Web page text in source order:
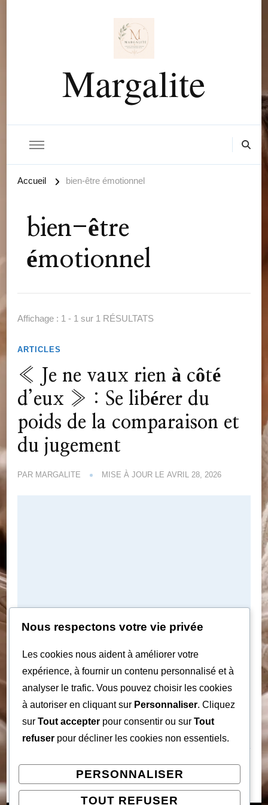
Margalite
Accueil bien-être émotionnel
bien-être
émotionnel
Affichage : 1 - 1 sur 1 RÉSULTATS
ARTICLES
« Je ne vaux rien à côté
d’eux » : Se libérer du
poids de la comparaison et
du jugement
PAR MARGALITE MISE À JOUR LE AVRIL 28, 2026
Avez-vous déjà ressenti cette sensation de
devenir minuscule dès que vous entrez dans
une pièce remplie de personnes qui
semblent « réussir » ? Cette …
CONTINUER LA LECTURE
Nous respectons votre vie privée
Les cookies nous aident à améliorer votre
expérience, à fournir un contenu personnalisé et à
analyser le trafic. Vous pouvez choisir les cookies
à autoriser en cliquant sur Personnaliser. Cliquez
sur Tout accepter pour consentir ou sur Tout
refuser pour décliner les cookies non essentiels.
PERSONNALISER
TOUT REFUSER